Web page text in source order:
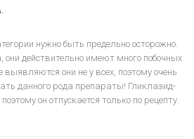
нужно быть предельно осторожно.
они действительно имеют много побочных
они не у всех, поэтому очень
данного рода препараты! Гликлазид-
он отпускается только по рецепту.